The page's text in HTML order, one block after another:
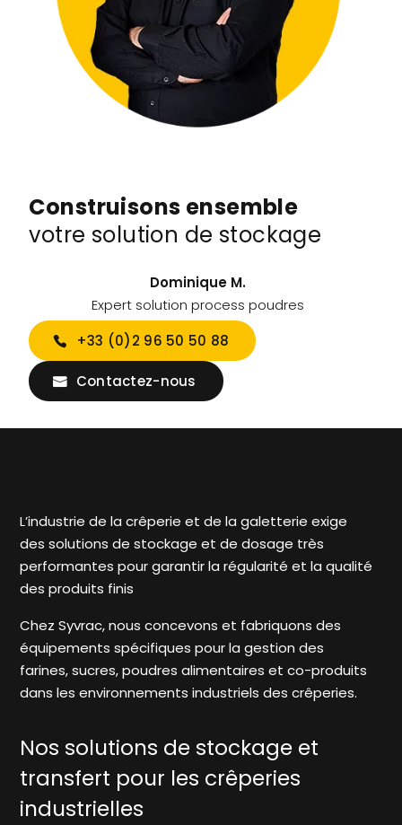
Construisons ensemble
votre solution de stockage
Dominique M.
Expert solution process poudres
+33 (0)2 96 50 50 88
Contactez-nous
L’industrie de la crêperie et de la galetterie exige
des solutions de stockage et de dosage très
performantes pour garantir la régularité et la qualité
des produits finis
Chez Syvrac, nous concevons et fabriquons des
équipements spécifiques pour la gestion des
farines, sucres, poudres alimentaires et co-produits
dans les environnements industriels des crêperies.
Nos solutions de stockage et
transfert pour les crêperies
industrielles